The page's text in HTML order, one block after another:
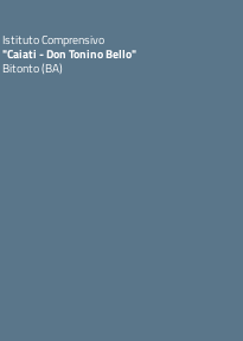
Istituto Comprensivo
"Caiati - Don Tonino Bello"
Bitonto (BA)